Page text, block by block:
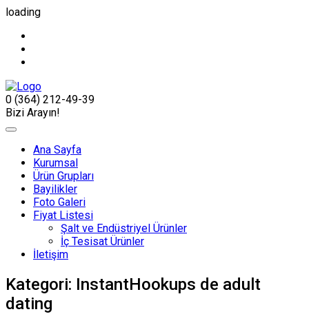
loading
0 (364) 212-49-39
Bizi Arayın!
Ana Sayfa
Kurumsal
Ürün Grupları
Bayilikler
Foto Galeri
Fiyat Listesi
Şalt ve Endüstriyel Ürünler
İç Tesisat Ürünler
İletişim
Kategori: InstantHookups de adult
dating